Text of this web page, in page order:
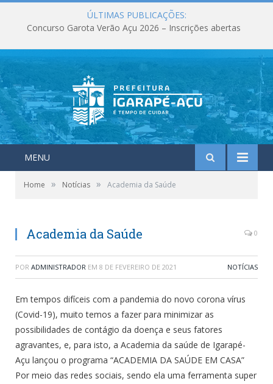
ÚLTIMAS PUBLICAÇÕES:
Concurso Garota Verão Açu 2026 – Inscrições abertas
MENU
Home » Notícias » Academia da Saúde
Academia da Saúde 0
POR ADMINISTRADOR EM 8 DE FEVEREIRO DE 2021 NOTÍCIAS
Em tempos difíceis com a pandemia do novo corona vírus
(Covid-19), muito temos a fazer para minimizar as
possibilidades de contágio da doença e seus fatores
agravantes, e, para isto, a Academia da saúde de Igarapé-
Açu lançou o programa “ACADEMIA DA SAÚDE EM CASA”
Por meio das redes sociais, sendo ela uma ferramenta super